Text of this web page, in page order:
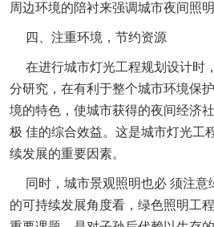
周边环境的陪衬来强调城市夜间照
四、注重环境，节约资源
在进行城市灯光工程规划设计时
分研究，在有利于整个城市环境保
境的特色，使城市获得的夜间经济
极 佳的综合效益。这是城市灯光工
续发展的重要因素。
同时，城市景观照明也必 须注意
的可持续发展角度看，绿色照明工